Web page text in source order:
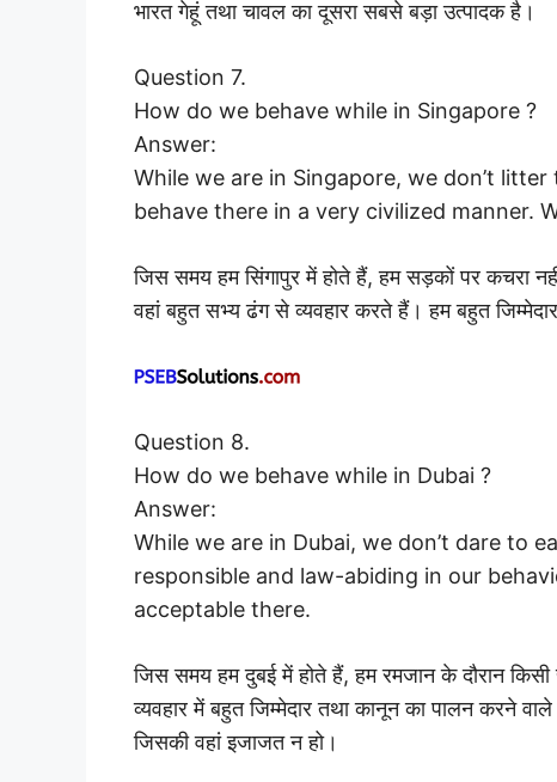
भारत गेहूं तथा चावल का दूसरा सबसे बड़ा उत्पादक है।
Question 7.
How do we behave while in Singapore ?
Answer:
While we are in Singapore, we don’t
behave there in a very civilized manner.
जिस समय हम सिंगापुर में होते हैं, हम सड़कों पर कचरा
वहां बहुत सभ्य ढंग से व्यवहार करते हैं। हम बहुत
Question 8.
How do we behave while in Dubai ?
Answer:
While we are in Dubai, we don’t dare to
responsible and law-abiding in our
acceptable there.
जिस समय हम दुबई में होते हैं, हम रमजान के दौरान
व्यवहार में बहुत जिम्मेदार तथा कानून का पालन करने
जिसकी वहां इजाजत न हो।